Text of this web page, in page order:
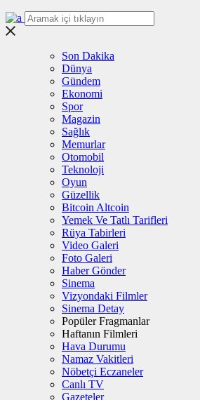
Son Dakika
Dünya
Gündem
Ekonomi
Spor
Magazin
Sağlık
Memurlar
Otomobil
Teknoloji
Oyun
Güzellik
Bitcoin Altcoin
Yemek Ve Tatlı Tarifleri
Rüya Tabirleri
Video Galeri
Foto Galeri
Haber Gönder
Sinema
Vizyondaki Filmler
Sinema Detay
Popüler Fragmanlar
Haftanın Filmleri
Hava Durumu
Namaz Vakitleri
Nöbetçi Eczaneler
Canlı TV
Gazeteler